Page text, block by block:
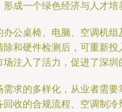
成一个绿色经济与人才培
公桌椅、电脑、空调机
和硬件检测后，可重新
注入了活力，促进了深圳
求的多样化，从业者需
收的合规流程、空调制